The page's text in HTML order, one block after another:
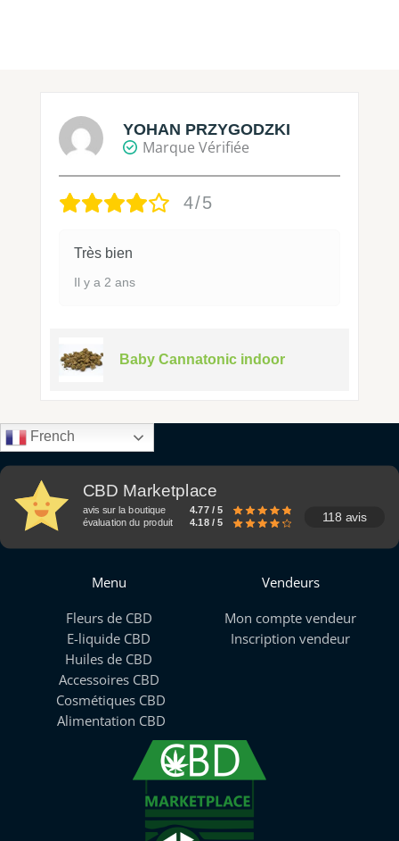
YOHAN PRZYGODZKI
Marque Vérifiée
4/5
Très bien
Il y a 2 ans
Baby Cannatonic indoor
French
CBD Marketplace
avis sur la boutique
4.77 / 5
évaluation du produit
4.18 / 5 118 avis
Menu
Fleurs de CBD
E-liquide CBD
Huiles de CBD
Accessoires CBD
Cosmétiques CBD
Alimentation CBD
Vendeurs
Mon compte vendeur
Inscription vendeur